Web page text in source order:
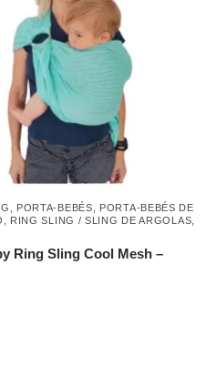
PORTA-BEBÉS
PORTA-BEBÉS DE
RING SLING / SLING DE ARGOLAS
Ring Sling Cool Mesh –